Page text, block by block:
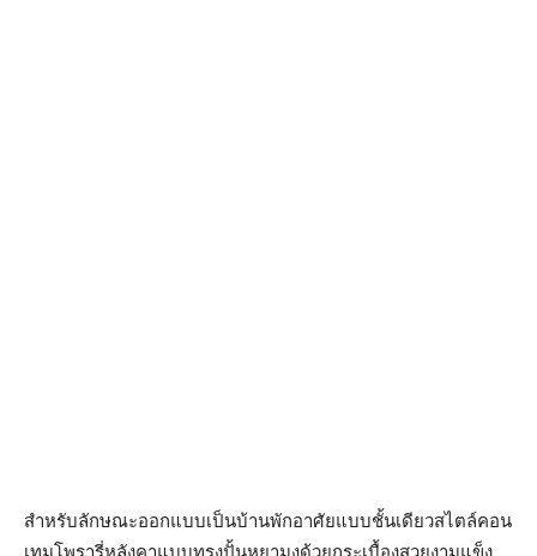
สำหรับลักษณะออกแบบเป็นบ้านพักอาศัยแบบชั้นเดียวสไตล์คอน